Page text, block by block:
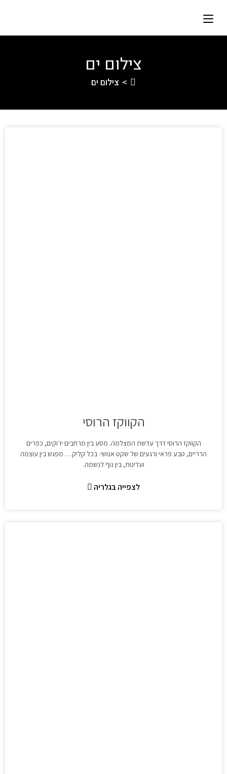
צילום ים
> צילום ים
הקווקז הרוסי
הקווקז הרוסי דרך עדשת המצלמה. מסע בין מרחבים ירוקים, כפרים
הרריים, טבע פראי ורגעים של שקט אנושי. בכל קליק… מפגש בין עוצמה
ועדינות, בין נוף לנשמה.
לצפייה בגלריה